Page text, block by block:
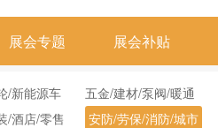
展会专题 展会补贴
/新能源车 五金/建材/泵阀/暖通
/酒店/零售 安防/劳保/消防/城市